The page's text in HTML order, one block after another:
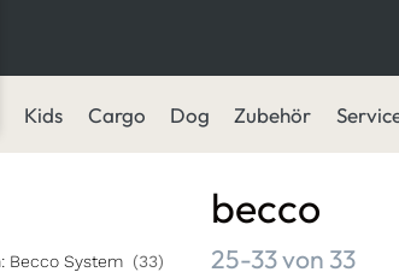
Kids Cargo Dog Zubehör
Becco System
becco
Suchergebnisse:
25-33von 33